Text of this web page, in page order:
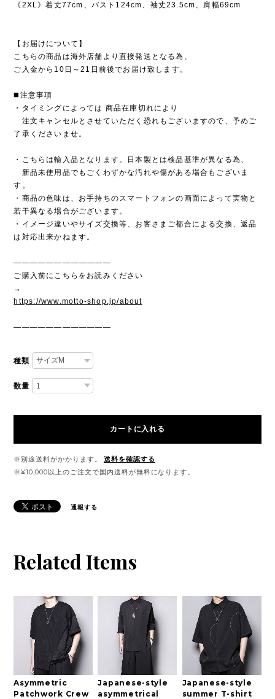
《2XL》着丈77cm、バスト124cm、袖丈23.5cm、肩幅69cm
【お届けについて】
こちらの商品は海外店舗より直接発送となる為、
ご入金から10日～21日前後でお届け致します。
◼️注意事項
・タイミングによっては 商品在庫切れにより
注文キャンセルとさせていただく恐れもございますので、予めご
了承くださいませ。
・こちらは輸入品となります。日本製とは検品基準が異なる為、
新品未使用品でもごくわずかな汚れや傷がある場合もございま
す。
・商品の色味は、お手持ちのスマートフォンの画面によって実物と
若干異なる場合がございます。
・イメージ違いやサイズ交換等、お客さまご都合による交換、返品
は対応出来かねます。
————————————
ご購入前にこちらをお読みください
→
https://www.motto-shop.jp/about
————————————
種類
数量
カートに入れる
※別途送料がかかります。
送料を確認する
※¥10,000以上のご注文で国内送料が無料になります。
通報する
Related Items
Asymmetric
Patchwork Crew
Japanese-style
asymmetrical
Japanese-style
summer T-shirt